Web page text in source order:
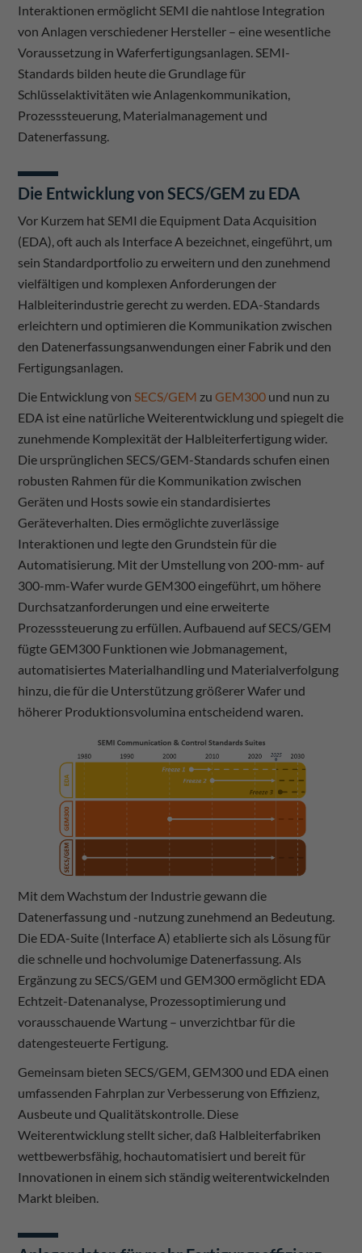
Interaktionen ermöglicht SEMI die nahtlose Integration
von Anlagen verschiedener Hersteller – eine wesentliche
Voraussetzung in Waferfertigungsanlagen. SEMI-
Standards bilden heute die Grundlage für
Schlüsselaktivitäten wie Anlagenkommunikation,
Prozesssteuerung, Materialmanagement und
Datenerfassung.
Die Entwicklung von SECS/GEM zu EDA
Vor Kurzem hat SEMI die Equipment Data Acquisition
(EDA), oft auch als Interface A bezeichnet, eingeführt, um
sein Standardportfolio zu erweitern und den zunehmend
vielfältigen und komplexen Anforderungen der
Halbleiterindustrie gerecht zu werden. EDA-Standards
erleichtern und optimieren die Kommunikation zwischen
den Datenerfassungsanwendungen einer Fabrik und den
Fertigungsanlagen.
Die Entwicklung vonSECS/GEM zuGEM300 und nun zu
EDA ist eine natürliche Weiterentwicklung und spiegelt die
zunehmende Komplexität der Halbleiterfertigung wider.
Die ursprünglichen SECS/GEM-Standards schufen einen
robusten Rahmen für die Kommunikation zwischen
Geräten und Hosts sowie ein standardisiertes
Geräteverhalten. Dies ermöglichte zuverlässige
Interaktionen und legte den Grundstein für die
Automatisierung. Mit der Umstellung von 200-mm- auf
300-mm-Wafer wurde GEM300 eingeführt, um höhere
Durchsatzanforderungen und eine erweiterte
Prozesssteuerung zu erfüllen. Aufbauend auf SECS/GEM
fügte GEM300 Funktionen wie Jobmanagement,
automatisiertes Materialhandling und Materialverfolgung
hinzu, die für die Unterstützung größerer Wafer und
höherer Produktionsvolumina entscheidend waren.
Mit dem Wachstum der Industrie gewann die
Datenerfassung und -nutzung zunehmend an Bedeutung.
Die EDA-Suite (Interface A) etablierte sich als Lösung für
die schnelle und hochvolumige Datenerfassung. Als
Ergänzung zu SECS/GEM und GEM300 ermöglicht EDA
Echtzeit-Datenanalyse, Prozessoptimierung und
vorausschauende Wartung – unverzichtbar für die
datengesteuerte Fertigung.
Gemeinsam bieten SECS/GEM, GEM300 und EDA einen
umfassenden Fahrplan zur Verbesserung von Effizienz,
Ausbeute und Qualitätskontrolle. Diese
Weiterentwicklung stellt sicher, daß Halbleiterfabriken
wettbewerbsfähig, hochautomatisiert und bereit für
Innovationen in einem sich ständig weiterentwickelnden
Markt bleiben.